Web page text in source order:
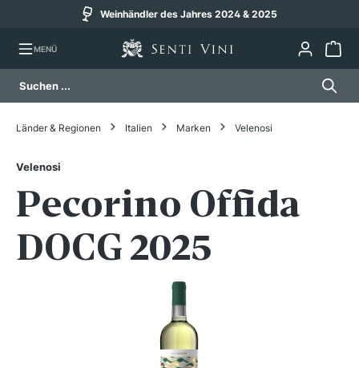
Weinhändler des Jahres 2024 & 2025
MENÜ
Bildergalerie überspringen
Länder & Regionen Italien Marken Velenosi
Velenosi
Pecorino Offida
DOCG 2025